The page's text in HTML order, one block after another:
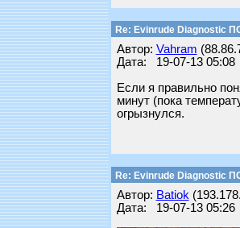
Re: Evinrude Diagnostic
Автор: Vahram
Дата: 19-07-13 05:08
Если я правильно
минут (пока
огрызнулся.
Re: Evinrude Diagnostic
Автор: Batiok
Дата: 19-07-13 05:26